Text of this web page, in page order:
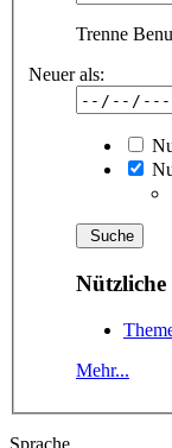
Trenne
Neuer als:
Nützliche
Mehr...
Sprache